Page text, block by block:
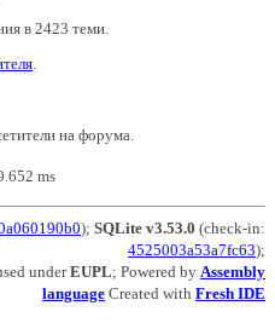
в 2423 теми.
на форума.
ms
); SQLite v3.53.0 (check-in:
4525003a53a7fc63);
underEUPL; Powered by Assembly
language Created with Fresh IDE